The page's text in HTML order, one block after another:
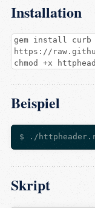
Installation
gem install curb
https://
chmod +x
Beispiel
Skript